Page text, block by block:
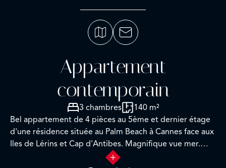
Appartement
contemporain
3 chambres
140 m²
Bel appartement de 4 pièces au 5ème et dernier étage
d'une résidence située au Palm Beach à Cannes face aux
Iles de Lérins et Cap d'Antibes. Magnifique vue mer.
Entièrement rénové avec soins et avec des matériaux de